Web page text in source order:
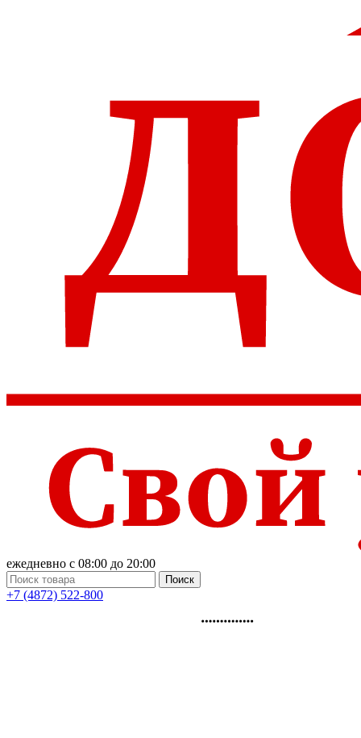
ежедневно с 08:00 до 20:00
Поиск
+7 (4872) 522-800